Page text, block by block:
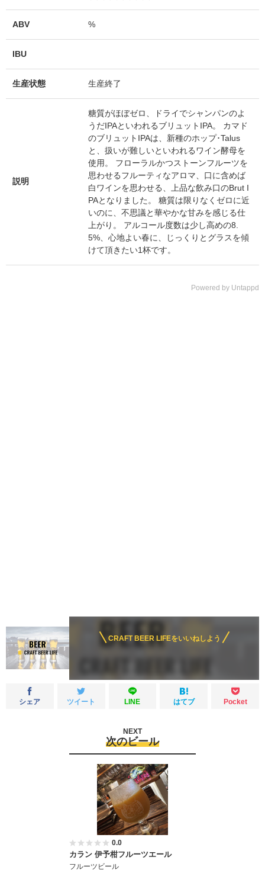
ABV %
IBU
生産状態 生産終了
説明
糖質がほぼゼロ、ドライでシャンパンのよ
うだIPAといわれるブリュットIPA。 カマド
のブリュットIPAは、新種のホップ･Talus
と、扱いが難しいといわれるワイン酵母を
使用。 フローラルかつストーンフルーツを
思わせるフルーティなアロマ、口に含めば
白ワインを思わせる、上品な飲み口のBrut I
PAとなりました。 糖質は限りなくゼロに近
いのに、不思議と華やかな甘みを感じる仕
上がり。 アルコール度数は少し高めの8.
5%、心地よい春に、じっくりとグラスを傾
けて頂きたい1杯です。
Powered by Untappd
CRAFT BEER LIFEをいいねしよう
シェア ツイート LINE はてブ Pocket
次のビール
NEXT
0.0
カラン 伊予柑フルーツエール
フルーツビール